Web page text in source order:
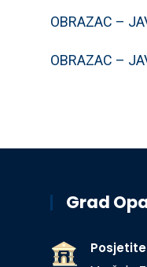
OBRAZAC –
OBRAZAC –
Grad